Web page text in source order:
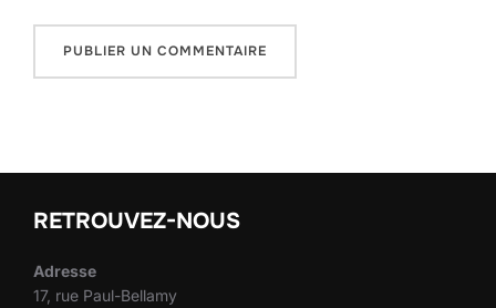
RETROUVEZ-NOUS
Adresse
17, rue Paul-Bellamy